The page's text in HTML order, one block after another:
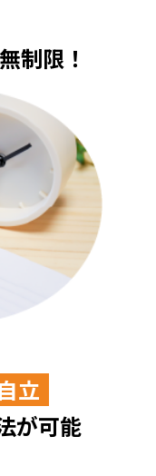
制限！
立
が可能